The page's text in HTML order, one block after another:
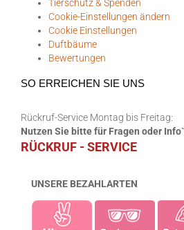
Tierschutz & Spenden
Cookie-Einstellungen ändern
Cookie Einstellungen
Duftbäume
Bewertungen
SO ERREICHEN SIE UNS
Rückruf-Service Montag bis Freitag:
Nutzen Sie bitte für Fragen oder
RÜCKRUF - SERVICE
UNSERE BEZAHLARTEN